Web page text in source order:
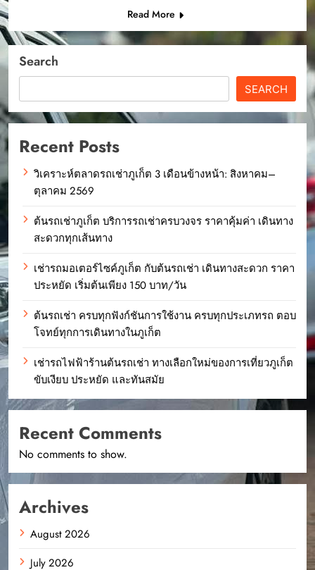
Read More
Search
SEARCH
Recent Posts
วิเคราะห์ตลาดรถเช่าภูเก็ต 3 เดือนข้างหน้า: สิงหาคม–
ตุลาคม 2569
ต้นรถเช่าภูเก็ต บริการรถเช่าครบวงจร ราคาคุ้มค่า เดินทาง
สะดวกทุกเส้นทาง
เช่ารถมอเตอร์ไซค์ภูเก็ต กับต้นรถเช่า เดินทางสะดวก ราคา
ประหยัด เริ่มต้นเพียง 150 บาท/วัน
ต้นรถเช่า ครบทุกฟังก์ชันการใช้งาน ครบทุกประเภทรถ ตอบ
โจทย์ทุกการเดินทางในภูเก็ต
เช่ารถไฟฟ้าร้านต้นรถเช่า ทางเลือกใหม่ของการเที่ยวภูเก็ต
ขับเงียบ ประหยัด และทันสมัย
Recent Comments
No comments to show.
Archives
August 2026
July 2026